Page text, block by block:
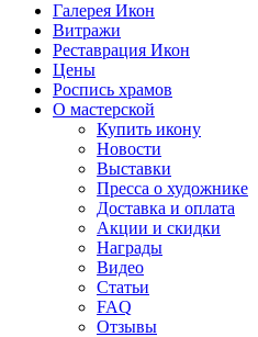
Галерея Икон
Витражи
Реставрация Икон
Цены
Роспись храмов
О мастерской
Купить икону
Новости
Выставки
Пресса о художнике
Доставка и оплата
Акции и скидки
Награды
Видео
Статьи
FAQ
Отзывы